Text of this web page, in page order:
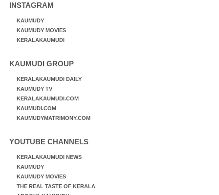
INSTAGRAM
KAUMUDY
KAUMUDY MOVIES
KERALAKAUMUDI
KAUMUDI GROUP
KERALAKAUMUDI DAILY
KAUMUDY TV
KERALAKAUMUDI.COM
KAUMUDI.COM
KAUMUDYMATRIMONY.COM
YOUTUBE CHANNELS
KERALAKAUMUDI NEWS
KAUMUDY
KAUMUDY MOVIES
THE REAL TASTE OF KERALA